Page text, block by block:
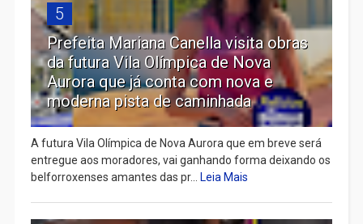
5
Prefeita Mariana Canella visita obras
da futura Vila Olímpica de Nova
Aurora que já conta com nova e
moderna pista de caminhada
A futura Vila Olímpica de Nova Aurora que em breve será
entregue aos moradores, vai ganhando forma deixando os
belforroxenses amantes das pr...
Leia Mais